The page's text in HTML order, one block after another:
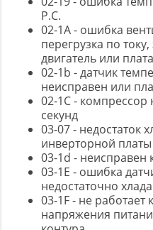
P.C.
02-1A - ошибка
перегрузка по
двигатель или
02-1b - датчик
неисправен или
02-1C - компрессор
секунд
03-07 - недостаток
инверторной платы
03-1d - неисправен
03-1E - ошибка
недостаточно
03-1F - не работает
напряжения